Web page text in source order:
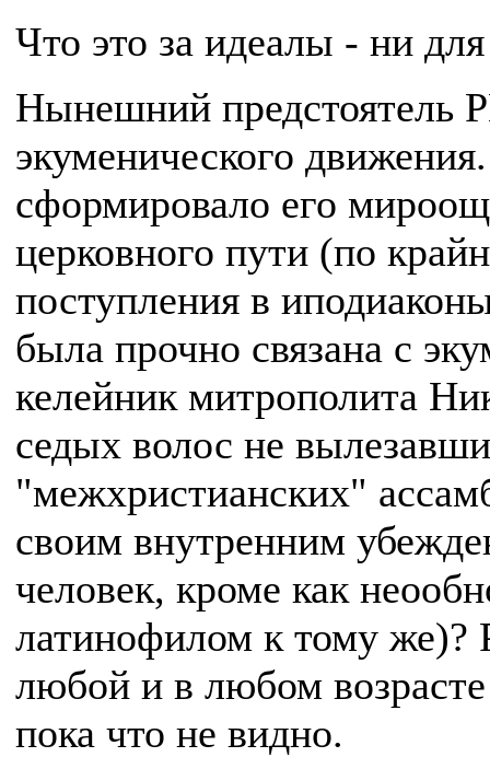
Что это за идеалы - ни
Нынешний предстоятель
экуменического
сформировало его
церковного пути (по
поступления в
была прочно связана с
келейник митрополита
седых волос не
"межхристианских"
своим внутренним
человек, кроме как
латинофилом к тому же)?
любой и в любом
пока что не видно.